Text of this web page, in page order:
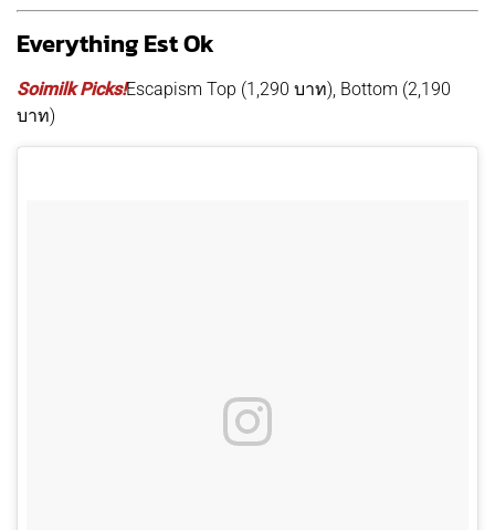
Everything Est Ok
Soimilk Picks!Escapism Top (1,290 บาท), Bottom (2,190
บาท)